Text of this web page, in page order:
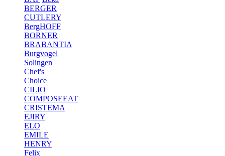
BERGER
CUTLERY
BergHOFF
BORNER
BRABANTIA
Burgvogel
Solingen
Chef's
Choice
CILIO
COMPOSEEAT
CRISTEMA
EJIRY
ELO
EMILE
HENRY
Felix